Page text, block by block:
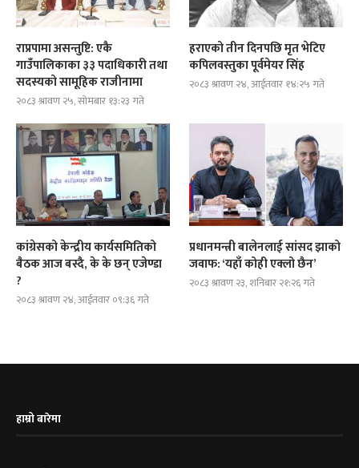
राप्रपामा असन्तुष्टि: एकै
गाउँपालिकाका ३३ पदाधिकारी तथा
सदस्यको सामूहिक राजीनामा
२०८३ श्रावण २५, सोमबार १३:२३ गते
हराएको तीन दिनपछि मृत भेटिए
कपिलवस्तुका पूर्वमेयर सिंह
२०८३ श्रावण २४, आईतवार १४:२५ गते
कांग्रेसको केन्द्रीय कार्यसमितिको
बैठक आज बस्दै, के के छन् एजेण्डा
?
२०८३ श्रावण २४, आईतवार ०९:३६ गते
प्रधानमन्त्री बालेनलाई सांसद झाको
जवाफ: ‘यहाँ कोही एक्लो छैन’
२०८३ श्रावण २३, शनिबार २१:२६ गते
हाम्रो बारेमा